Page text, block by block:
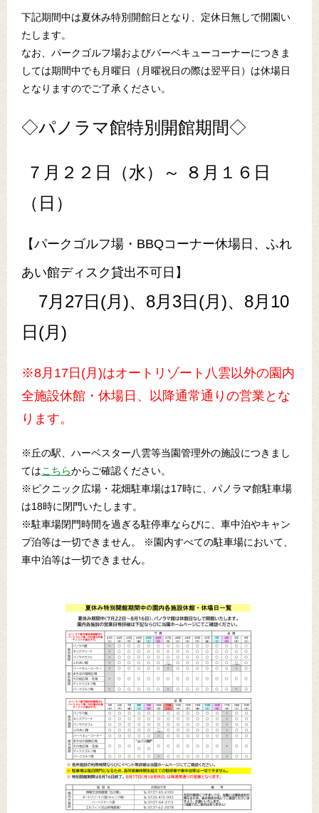
下記期間中は夏休み特別開館日となり、定休日無しで開園い
たします。
なお、パークゴルフ場およびバーベキューコーナーにつきま
しては期間中でも月曜日（月曜祝日の際は翌平日）は休場日
となりますのでご了承ください。
◇パノラマ館特別開館期間◇
７月２２日（水）～ ８月１６日
（日）
【パークゴルフ場・BBQコーナー休場日、ふれ
あい館ディスク貸出不可日】
7月27日(月)、8月3日(月)、8月10
日(月)
※8月17日(月)はオートリゾート八雲以外の園内
全施設休館・休場日、以降通常通りの営業とな
ります。
※丘の駅、ハーベスター八雲等当園管理外の施設につきまし
てはこちらからご確認ください。
※ピクニック広場・花畑駐車場は17時に、パノラマ館駐車場
は18時に閉門いたします。
※駐車場閉門時間を過ぎる駐停車ならびに、車中泊やキャン
プ泊等は一切できません。 ※園内すべての駐車場において、
車中泊等は一切できません。